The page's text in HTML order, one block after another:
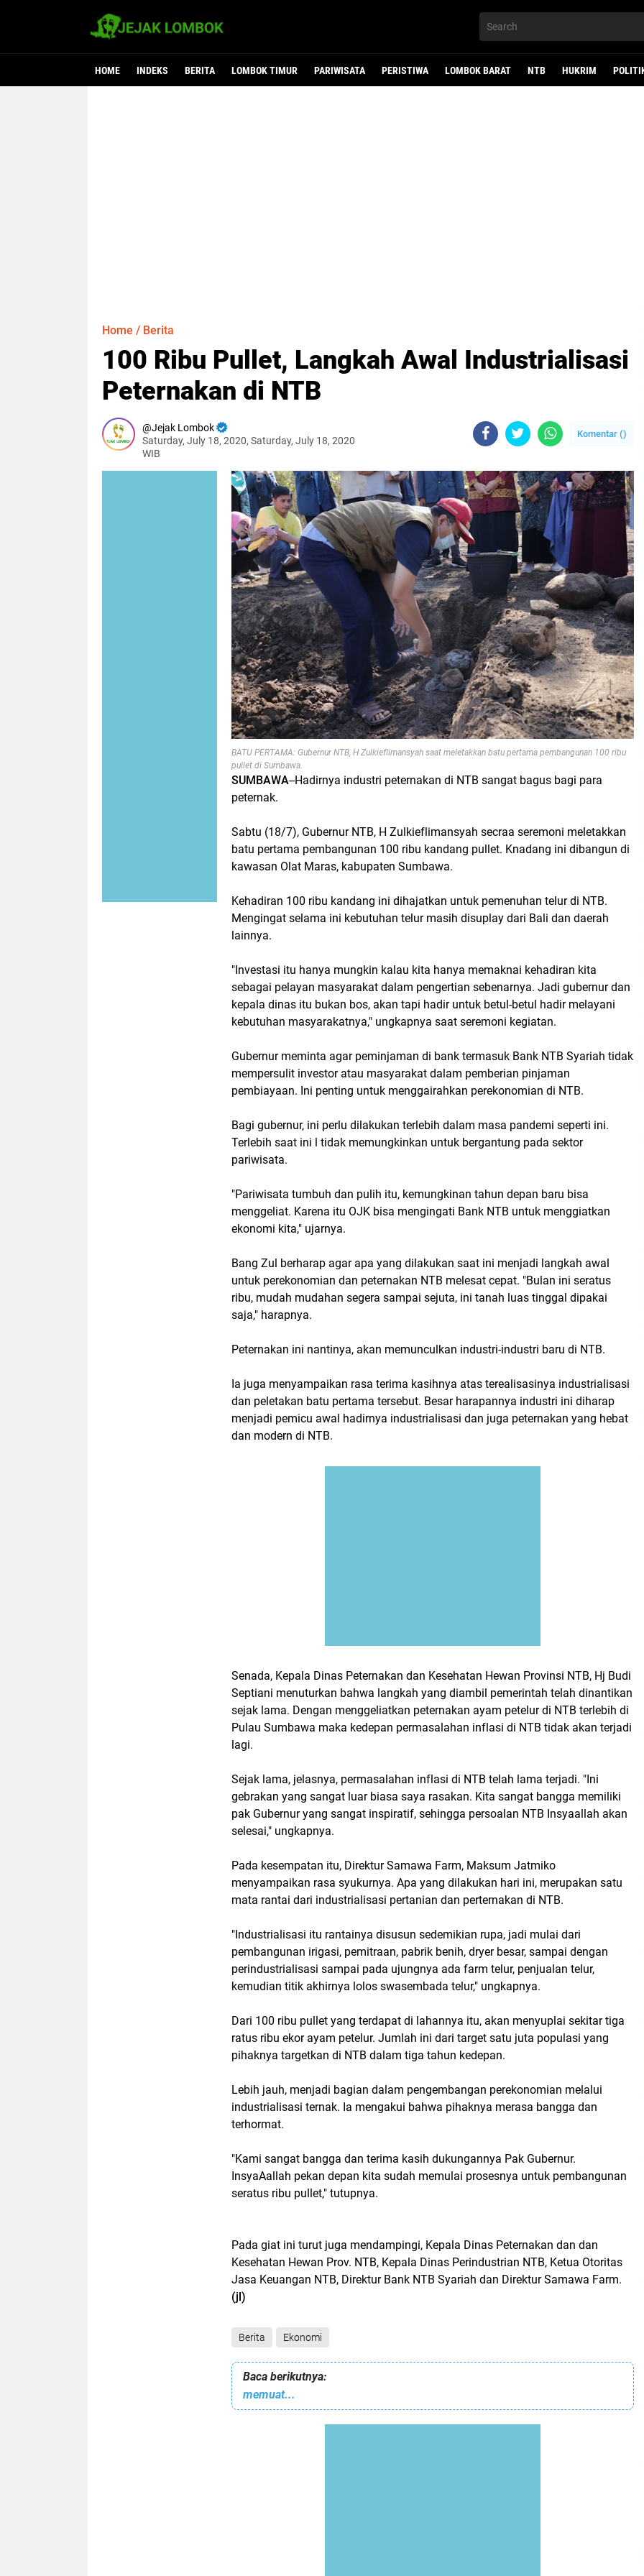
HOME INDEKS BERITA LOMBOK TIMUR PARIWISATA PERISTIWA LOMBOK BARAT NTB HUKRIM
Home / Berita
100 Ribu Pullet, Langkah Awal Industrialisasi
Peternakan di NTB
Jejak Lombok
Saturday, July 18, 2020, Saturday, July 18, 2020
WIB
Komentar ()
BATU PERTAMA: Gubernur NTB, H Zulkieflimansyah saat meletakkan batu pertama pembangunan 100 ribu
pullet di Sumbawa.
SUMBAWA--Hadirnya industri peternakan di NTB sangat bagus bagi para
peternak.
Sabtu (18/7), Gubernur NTB, H Zulkieflimansyah secraa seremoni meletakkan
batu pertama pembangunan 100 ribu kandang pullet. Knadang ini dibangun di
kawasan Olat Maras, kabupaten Sumbawa.
Kehadiran 100 ribu kandang ini dihajatkan untuk pemenuhan telur di NTB.
Mengingat selama ini kebutuhan telur masih disuplay dari Bali dan daerah
lainnya.
"Investasi itu hanya mungkin kalau kita hanya memaknai kehadiran kita
sebagai pelayan masyarakat dalam pengertian sebenarnya. Jadi gubernur dan
kepala dinas itu bukan bos, akan tapi hadir untuk betul-betul hadir melayani
kebutuhan masyarakatnya," ungkapnya saat seremoni kegiatan.
Gubernur meminta agar peminjaman di bank termasuk Bank NTB Syariah tidak
mempersulit investor atau masyarakat dalam pemberian pinjaman
pembiayaan. Ini penting untuk menggairahkan perekonomian di NTB.
Bagi gubernur, ini perlu dilakukan terlebih dalam masa pandemi seperti ini.
Terlebih saat ini l tidak memungkinkan untuk bergantung pada sektor
pariwisata.
"Pariwisata tumbuh dan pulih itu, kemungkinan tahun depan baru bisa
menggeliat. Karena itu OJK bisa mengingati Bank NTB untuk menggiatkan
ekonomi kita," ujarnya.
Bang Zul berharap agar apa yang dilakukan saat ini menjadi langkah awal
untuk perekonomian dan peternakan NTB melesat cepat. "Bulan ini seratus
ribu, mudah mudahan segera sampai sejuta, ini tanah luas tinggal dipakai
saja," harapnya.
Peternakan ini nantinya, akan memunculkan industri-industri baru di NTB.
Ia juga menyampaikan rasa terima kasihnya atas terealisasinya industrialisasi
dan peletakan batu pertama tersebut. Besar harapannya industri ini diharap
menjadi pemicu awal hadirnya industrialisasi dan juga peternakan yang hebat
dan modern di NTB.
Senada, Kepala Dinas Peternakan dan Kesehatan Hewan Provinsi NTB, Hj Budi
Septiani menuturkan bahwa langkah yang diambil pemerintah telah dinantikan
sejak lama. Dengan menggeliatkan peternakan ayam petelur di NTB terlebih di
Pulau Sumbawa maka kedepan permasalahan inflasi di NTB tidak akan terjadi
lagi.
Sejak lama, jelasnya, permasalahan inflasi di NTB telah lama terjadi. "Ini
gebrakan yang sangat luar biasa saya rasakan. Kita sangat bangga memiliki
pak Gubernur yang sangat inspiratif, sehingga persoalan NTB Insyaallah akan
selesai," ungkapnya.
Pada kesempatan itu, Direktur Samawa Farm, Maksum Jatmiko
menyampaikan rasa syukurnya. Apa yang dilakukan hari ini, merupakan satu
mata rantai dari industrialisasi pertanian dan perternakan di NTB.
"Industrialisasi itu rantainya disusun sedemikian rupa, jadi mulai dari
pembangunan irigasi, pemitraan, pabrik benih, dryer besar, sampai dengan
perindustrialisasi sampai pada ujungnya ada farm telur, penjualan telur,
kemudian titik akhirnya lolos swasembada telur," ungkapnya.
Dari 100 ribu pullet yang terdapat di lahannya itu, akan menyuplai sekitar tiga
ratus ribu ekor ayam petelur. Jumlah ini dari target satu juta populasi yang
pihaknya targetkan di NTB dalam tiga tahun kedepan.
Lebih jauh, menjadi bagian dalam pengembangan perekonomian melalui
industrialisasi ternak. Ia mengakui bahwa pihaknya merasa bangga dan
terhormat.
"Kami sangat bangga dan terima kasih dukungannya Pak Gubernur.
InsyaAallah pekan depan kita sudah memulai prosesnya untuk pembangunan
seratus ribu pullet," tutupnya.
Pada giat ini turut juga mendampingi, Kepala Dinas Peternakan dan dan
Kesehatan Hewan Prov. NTB, Kepala Dinas Perindustrian NTB, Ketua Otoritas
Jasa Keuangan NTB, Direktur Bank NTB Syariah dan Direktur Samawa Farm.
(jl)
Berita Ekonomi
Baca berikutnya:
memuat...